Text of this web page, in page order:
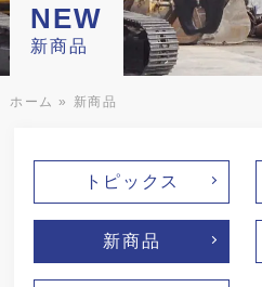
NEW
新商品
ホーム » 新商品
トピックス
新商品